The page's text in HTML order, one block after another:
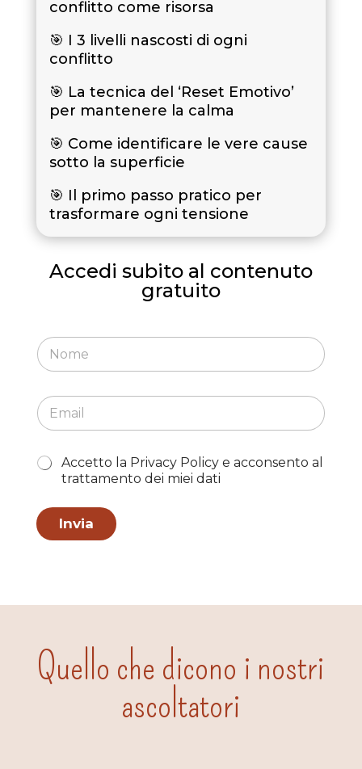
conflitto come risorsa
🎯 I 3 livelli nascosti di ogni
conflitto
🎯 La tecnica del ‘Reset Emotivo’
per mantenere la calma
🎯 Come identificare le vere cause
sotto la superficie
🎯 Il primo passo pratico per
trasformare ogni tensione
Accedi subito al contenuto
gratuito
m
a
m
u
t
i
a
S
a
N
o
m
*E
m
lS
t
a
a
*
Accetto la Privacy Policy e acconsento al
trattamento dei miei dati
Invia
Quello che dicono i nostri
ascoltatori